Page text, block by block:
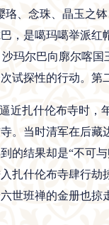
、念珠、晶玉之
，是噶玛噶举派
玛尔巴向廓尔喀
试探性的行动。第
近扎什伦布寺时
。当时清军在后
的结果却是“不可
扎什伦布寺肆行
世班禅的金册也掠